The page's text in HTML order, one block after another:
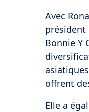
Avec
président
Bonnie Y
offrent
Elle a